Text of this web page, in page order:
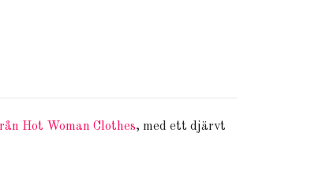
Hot Woman Clothes, med ett djärvt